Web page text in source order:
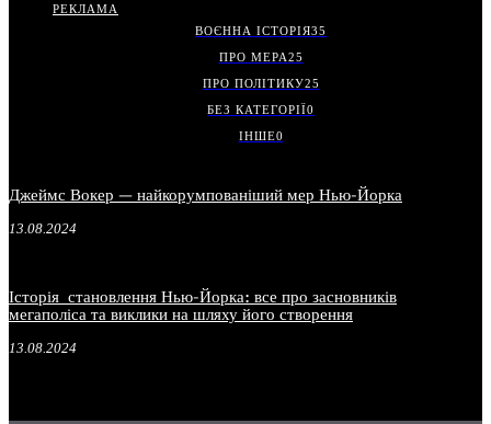
РЕКЛАМА
ВОЄННА ІСТОРІЯ35
ПРО МЕРА25
ПРО ПОЛІТИКУ25
БЕЗ КАТЕГОРІЇ0
ІНШЕ0
Джеймс Вокер — найкорумпованіший мер Нью-Йорка
13.08.2024
Історія становлення Нью-Йорка: все про засновників
мегаполіса та виклики на шляху його створення
13.08.2024